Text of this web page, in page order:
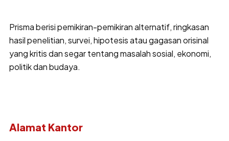
Prisma berisi pemikiran-pemikiran alternatif, ringkasan
hasil penelitian, survei, hipotesis atau gagasan orisinal
yang kritis dan segar tentang masalah sosial, ekonomi,
politik dan budaya.
Alamat Kantor